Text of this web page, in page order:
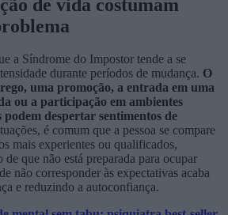
de vida costumam
a Síndrome do Impostor tende a se
durante períodos de mudança. O
uma promoção, a entrada em uma
ou a participação em ambientes
despertar sentimentos de
é comum que a pessoa se compare
mais experientes ou qualificados,
de que não está preparada para ocupar
não corresponder às expectativas acaba
e reduzindo a autoconfiança.